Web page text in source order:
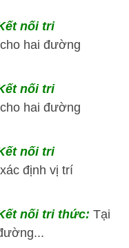
nối tri
hai đường
nối tri
hai đường
nối tri
định vị trí
nối tri thức: Tại